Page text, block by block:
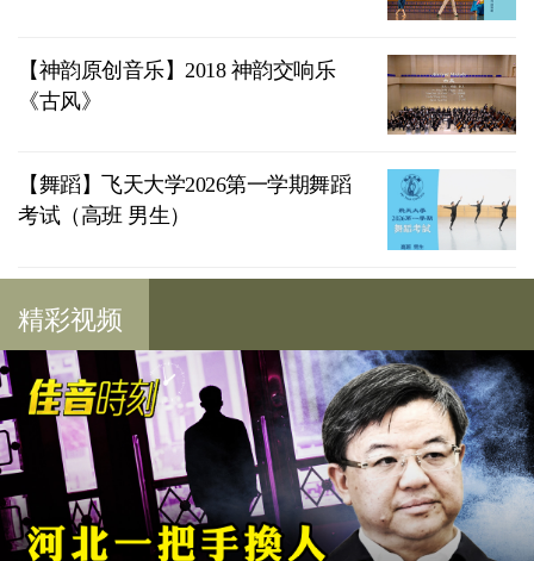
【神韵原创音乐】2018 神韵交响乐
《古风》
【舞蹈】飞天大学2026第一学期舞蹈
考试（高班 男生）
精彩视频